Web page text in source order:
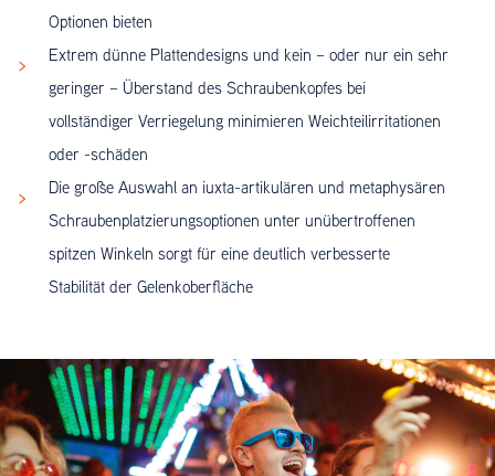
Optionen bieten
Extrem dünne Plattendesigns und kein – oder nur ein sehr
geringer – Überstand des Schraubenkopfes bei
vollständiger Verriegelung minimieren Weichteilirritationen
oder -schäden
Die große Auswahl an iuxta-artikulären und metaphysären
Schraubenplatzierungsoptionen unter unübertroffenen
spitzen Winkeln sorgt für eine deutlich verbesserte
Stabilität der Gelenkoberfläche